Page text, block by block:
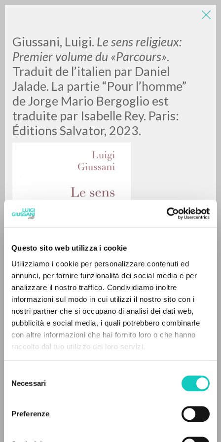
Questo sito web utilizza i cookie
Utilizziamo i cookie per personalizzare contenuti ed
annunci, per fornire funzionalità dei social media e per
analizzare il nostro traffico. Condividiamo inoltre
informazioni sul modo in cui utilizzi il nostro sito con i
nostri partner che si occupano di analisi dei dati web,
pubblicità e social media, i quali potrebbero combinarle
con altre informazioni che hai fornito loro o che hanno
raccolto dal tuo utilizzo dei loro servizi.
delNecessari
Preferenze
Giussani, Luigi. Le sens religieux:
Premier volume du «Parcours».
Traduit de l’italien par Daniel
Jalade. La partie “Pour l’homme”
de Jorge Mario Bergoglio est
traduite par Isabelle Rey. Paris:
Éditions Salvator, 2023.
Bergoglio Jorge Mario
Preface
Rey Isabelle
French
LUIGI
GIUSSANI
scritti
0RESULTS FOUND
MORE RESULTS